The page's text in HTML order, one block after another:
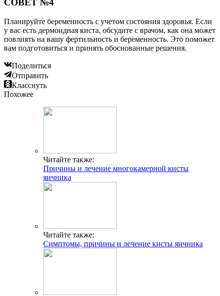
СОВЕТ №4
Планируйте беременность с учетом состояния здоровья. Если
у вас есть дермоидная киста, обсудите с врачом, как она может
повлиять на вашу фертильность и беременность. Это поможет
вам подготовиться и принять обоснованные решения.
Поделиться
Отправить
Класснуть
Похожее
Читайте также:
Причины и лечение многокамерной кисты
яичника
Читайте также:
Симптомы, причины и лечение кисты яичника